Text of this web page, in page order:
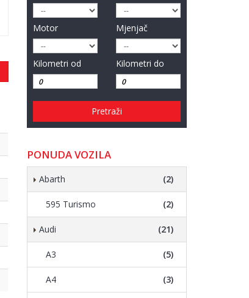
Motor Mjenjač
Kilometri od Kilometri do
Pretraži
PONUDA VOZILA
Abarth (2)
595 Turismo (2)
Audi (21)
A3 (5)
A4 (3)